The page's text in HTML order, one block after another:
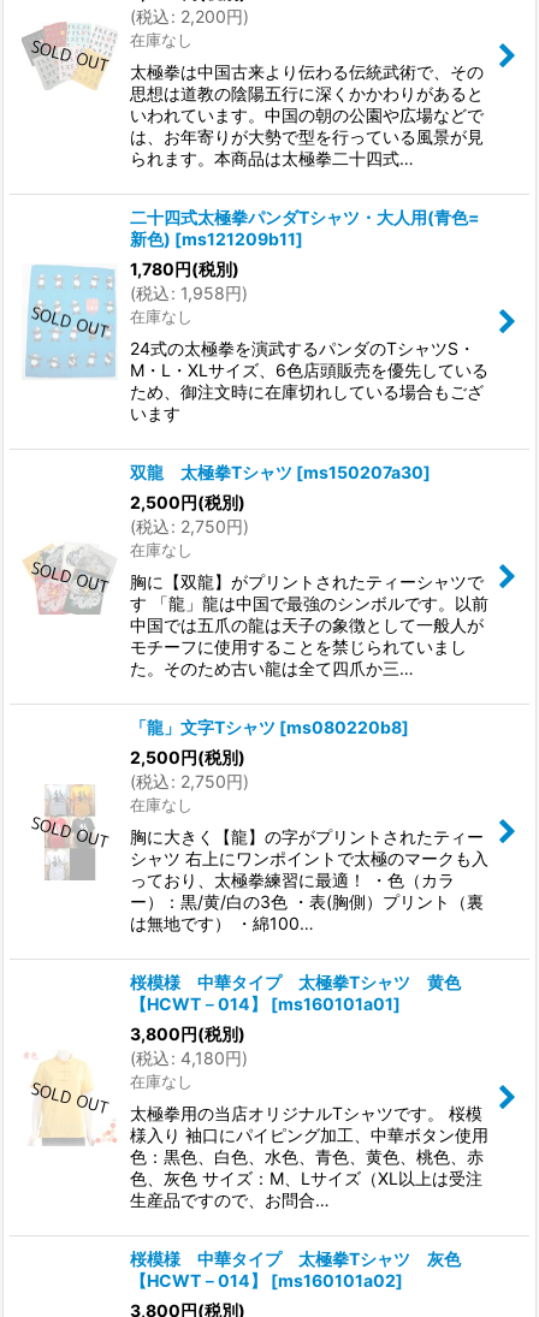
(税込: 2,200円)
在庫なし
太極拳は中国古来より伝わる伝統武術で、その
思想は道教の陰陽五行に深くかかわりがあると
いわれています。中国の朝の公園や広場などで
は、お年寄りが大勢で型を行っている風景が見
られます。本商品は太極拳二十四式…
二十四式太極拳パンダTシャツ・大人用(青色=
新色) [ms121209b11]
1,780円(税別)
(税込: 1,958円)
在庫なし
24式の太極拳を演武するパンダのTシャツS・
M・L・XLサイズ、6色店頭販売を優先している
ため、御注文時に在庫切れしている場合もござ
います
双龍 太極拳Tシャツ [ms150207a30]
2,500円(税別)
(税込: 2,750円)
在庫なし
胸に【双龍】がプリントされたティーシャツで
す 「龍」龍は中国で最強のシンボルです。以前
中国では五爪の龍は天子の象徴として一般人が
モチーフに使用することを禁じられていまし
た。そのため古い龍は全て四爪か三…
「龍」文字Tシャツ [ms080220b8]
2,500円(税別)
(税込: 2,750円)
在庫なし
胸に大きく【龍】の字がプリントされたティー
シャツ 右上にワンポイントで太極のマークも入
っており、太極拳練習に最適！ ・色（カラ
ー）：黒/黄/白の3色 ・表(胸側）プリント（裏
は無地です） ・綿100…
桜模様 中華タイプ 太極拳Tシャツ 黄色
【HCWT－014】
[ms160101a01]
3,800円(税別)
(税込: 4,180円)
在庫なし
太極拳用の当店オリジナルTシャツです。 桜模
様入り 袖口にパイピング加工、中華ボタン使用
色：黒色、白色、水色、青色、黄色、桃色、赤
色、灰色 サイズ：M、Lサイズ（XL以上は受注
生産品ですので、お問合…
桜模様 中華タイプ 太極拳Tシャツ 灰色
【HCWT－014】
[ms160101a02]
3,800円(税別)